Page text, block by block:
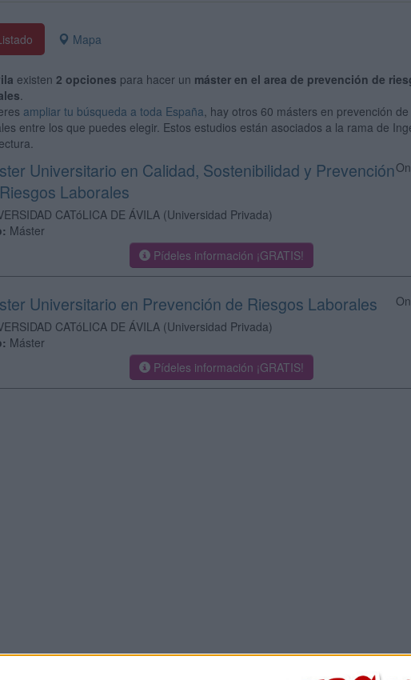
Mapa
existen 2 opciones para hacer un máster en el area de prevención de
.
ampliar tu búsqueda a toda España, hay otros 60 másters en prevención
entre los que puedes elegir. Estos estudios están asociados a la rama de
Universitario en Calidad, Sostenibilidad y Prevención
Laborales
CATóLICA DE ÁVILA (Universidad Privada)
Máster
Pídeles información ¡GRATIS!
Universitario en Prevención de Riesgos Laborales
CATóLICA DE ÁVILA (Universidad Privada)
Máster
Pídeles información ¡GRATIS!